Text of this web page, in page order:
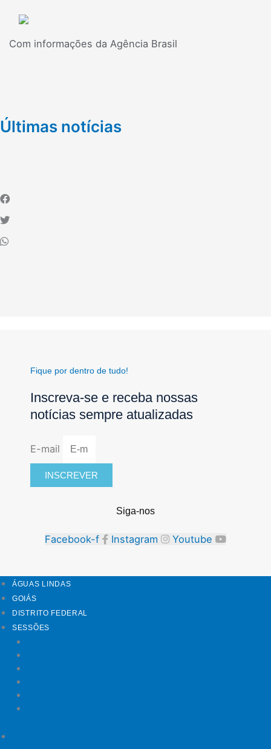
Com informações da Agência Brasil
Últimas notícias
Fique por dentro de tudo!
Inscreva-se e receba nossas
notícias sempre atualizadas
E-mail
INSCREVER
Siga-nos
Facebook-f Instagram Youtube
ÁGUAS LINDAS
GOIÁS
DISTRITO FEDERAL
SESSÕES